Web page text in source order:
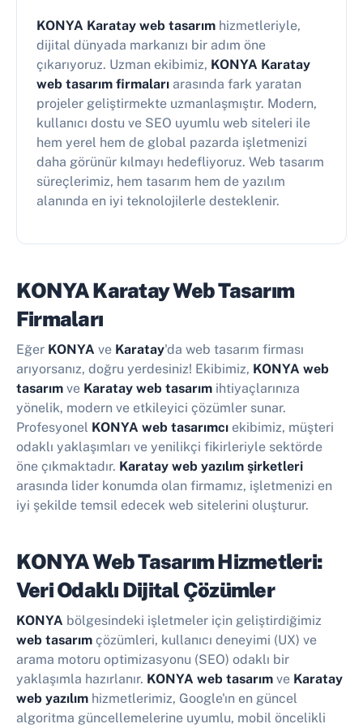
KONYA Karatay web tasarım hizmetleriyle,
dijital dünyada markanızı bir adım öne
çıkarıyoruz. Uzman ekibimiz, KONYA Karatay
web tasarım firmaları arasında fark yaratan
projeler geliştirmekte uzmanlaşmıştır. Modern,
kullanıcı dostu ve SEO uyumlu web siteleri ile
hem yerel hem de global pazarda işletmenizi
daha görünür kılmayı hedefliyoruz. Web tasarım
süreçlerimiz, hem tasarım hem de yazılım
alanında en iyi teknolojilerle desteklenir.
KONYA Karatay Web Tasarım
Firmaları
Eğer KONYA ve Karatay'da web tasarım firması
arıyorsanız, doğru yerdesiniz! Ekibimiz, KONYA web
tasarım ve Karatay web tasarım ihtiyaçlarınıza
yönelik, modern ve etkileyici çözümler sunar.
Profesyonel KONYA web tasarımcı ekibimiz, müşteri
odaklı yaklaşımları ve yenilikçi fikirleriyle sektörde
öne çıkmaktadır. Karatay web yazılım şirketleri
arasında lider konumda olan firmamız, işletmenizi en
iyi şekilde temsil edecek web sitelerini oluşturur.
KONYA Web Tasarım Hizmetleri:
Veri Odaklı Dijital Çözümler
KONYA bölgesindeki işletmeler için geliştirdiğimiz
web tasarım çözümleri, kullanıcı deneyimi (UX) ve
arama motoru optimizasyonu (SEO) odaklı bir
yaklaşımla hazırlanır. KONYA web tasarım ve Karatay
web yazılım hizmetlerimiz, Google'ın en güncel
algoritma güncellemelerine uyumlu, mobil öncelikli